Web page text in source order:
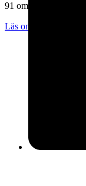
91 omdömen
Läs omdömen